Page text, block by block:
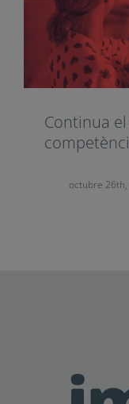
Continua
octubre 26th,